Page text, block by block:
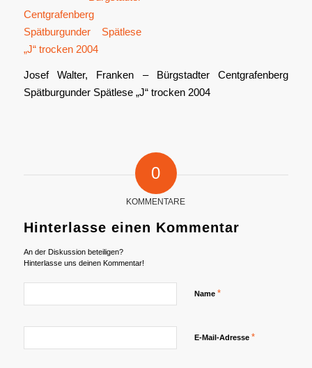
Josef Walter, Franken – Bürgstadter Centgrafenberg
Spätburgunder Spätlese „J“ trocken 2004
0
KOMMENTARE
Hinterlasse einen Kommentar
An der Diskussion beteiligen?
Hinterlasse uns deinen Kommentar!
Name *
E-Mail-Adresse *